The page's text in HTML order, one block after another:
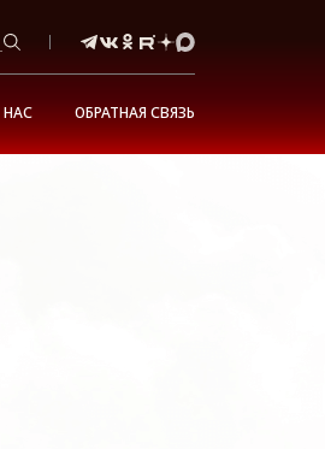
НАС ОБРАТНАЯ СВЯЗЬ